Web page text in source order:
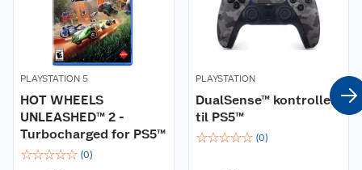
PLAYSTATION 5
HOT WHEELS
UNLEASHED™ 2 -
Turbocharged for PS5™
☆☆☆☆☆ (0)
PLAYSTATION
DualSense™ kontroller
til PS5™
☆☆☆☆☆ (0)